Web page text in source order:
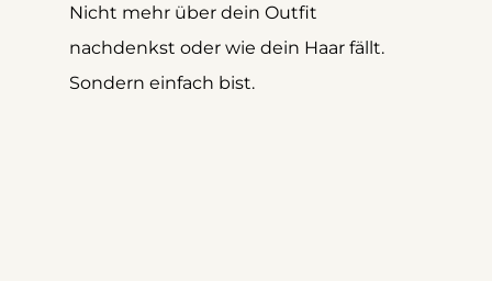
Nicht mehr über dein Outfit
nachdenkst oder wie dein Haar fällt.
Sondern einfach bist.